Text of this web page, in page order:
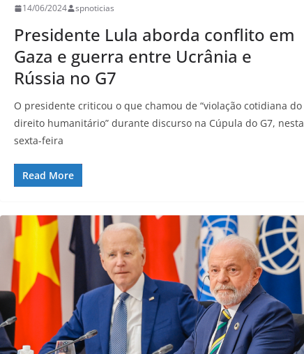
14/06/2024 spnoticias
Presidente Lula aborda conflito em
Gaza e guerra entre Ucrânia e
Rússia no G7
O presidente criticou o que chamou de “violação cotidiana do
direito humanitário” durante discurso na Cúpula do G7, nesta
sexta-feira
Read More